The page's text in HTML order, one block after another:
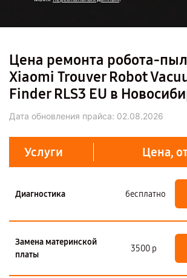
Цена ремонта робота-
Xiaomi Trouver Robot
Finder RLS3 EU в
Дата обновления прайса: 02.08.2026
Услуги Цена,
Диагностика бесплатно
Замена материнской
платы
3500 р